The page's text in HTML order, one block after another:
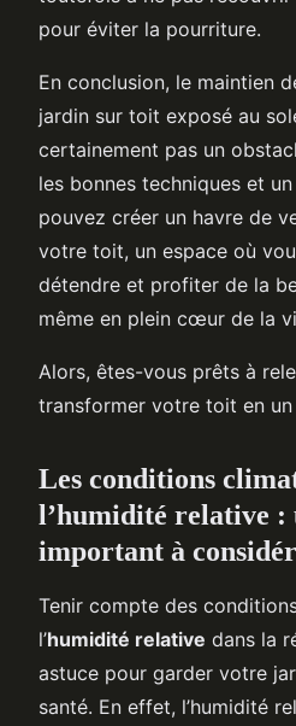
pour éviter la pourriture.
En conclusion, le maintien
jardin sur toit exposé au
certainement pas un
les bonnes techniques et
pouvez créer un havre de
votre toit, un espace où
détendre et profiter de la
même en plein cœur de la
Alors, êtes-vous prêts à
transformer votre toit en
Les conditions
l’humidité relative :
important à
Tenir compte des
l’humidité relative dans la
astuce pour garder votre
santé. En effet, l’humidité